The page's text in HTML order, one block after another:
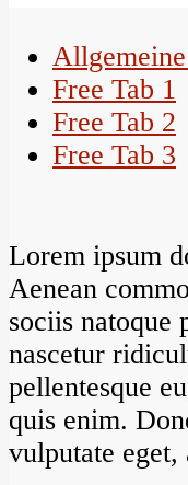
Free Tab 1
Free Tab 2
Free Tab 3
Lorem ipsum
Aenean
sociis natoque
nascetur
pellentesque
quis enim.
vulputate eget,